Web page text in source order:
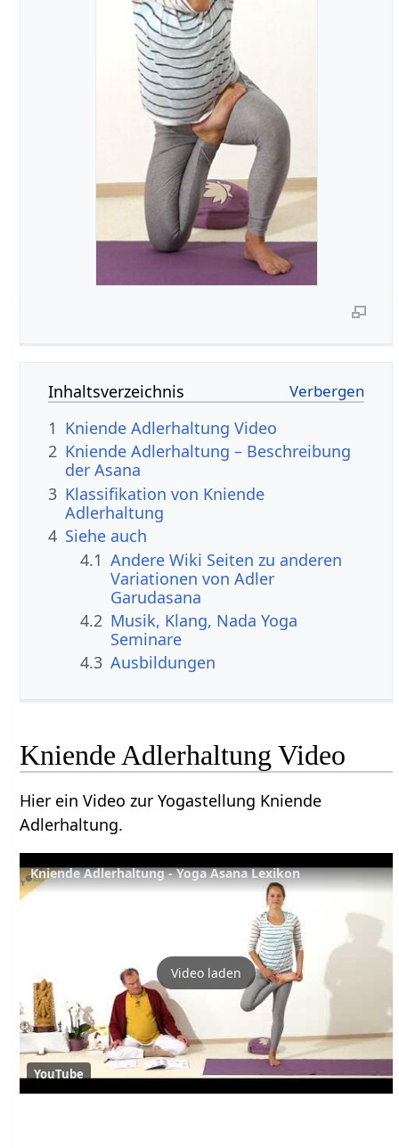
Inhaltsverzeichnis
1 Kniende Adlerhaltung Video
2 Kniende Adlerhaltung – Beschreibung
der Asana
3 Klassifikation von Kniende
Adlerhaltung
4 Siehe auch
4.1 Andere Wiki Seiten zu anderen
Variationen von Adler
Garudasana
4.2 Musik, Klang, Nada Yoga
Seminare
4.3 Ausbildungen
Kniende Adlerhaltung Video
Hier ein Video zur Yogastellung Kniende
Adlerhaltung.
Kniende Adlerhaltung - Yoga Asana Lexikon
Video laden
YouTube